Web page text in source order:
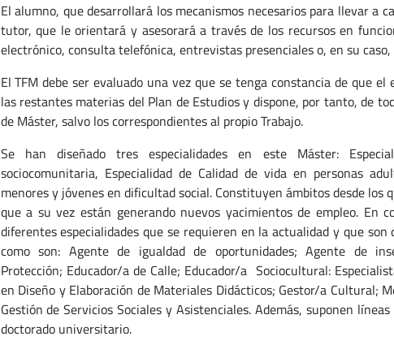
El alumno, que desarrollará los mecanismos necesarios para llevar a
tutor, que le orientará y asesorará a través de los recursos en
electrónico, consulta telefónica, entrevistas presenciales o, en su
El TFM debe ser evaluado una vez que se tenga constancia de que
las restantes materias del Plan de Estudios y dispone, por tanto, de
de Máster, salvo los correspondientes al propio Trabajo.
Se han diseñado tres especialidades en este Máster:
sociocomunitaria, Especialidad de Calidad de vida en personas
menores y jóvenes en dificultad social. Constituyen ámbitos desde los
que a su vez están generando nuevos yacimientos de empleo. En
diferentes especialidades que se requieren en la actualidad y que
como son: Agente de igualdad de oportunidades; Agente de
Protección; Educador/a de Calle; Educador/a Sociocultural:
en Diseño y Elaboración de Materiales Didácticos; Gestor/a Cultural;
Gestión de Servicios Sociales y Asistenciales. Además, suponen
doctorado universitario.